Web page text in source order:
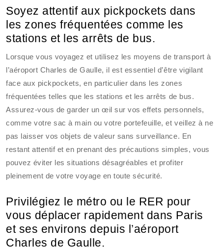
Soyez attentif aux pickpockets dans
les zones fréquentées comme les
stations et les arrêts de bus.
Lorsque vous voyagez et utilisez les moyens de transport à
l’aéroport Charles de Gaulle, il est essentiel d’être vigilant
face aux pickpockets, en particulier dans les zones
fréquentées telles que les stations et les arrêts de bus.
Assurez-vous de garder un œil sur vos effets personnels,
comme votre sac à main ou votre portefeuille, et veillez à ne
pas laisser vos objets de valeur sans surveillance. En
restant attentif et en prenant des précautions simples, vous
pouvez éviter les situations désagréables et profiter
pleinement de votre voyage en toute sécurité.
Privilégiez le métro ou le RER pour
vous déplacer rapidement dans Paris
et ses environs depuis l’aéroport
Charles de Gaulle.